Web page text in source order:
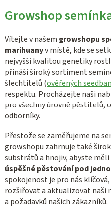
o
Growshop
Vítejte v našem growshopu
marihuanyv místě, kde se
nejvyšší kvalitou genetiky
přináší široký sortiment
šlechtitelů (ověřených
respektu. Procházejte naši
pro všechny úrovně pěstitelů,
odborníky.
Přestože se zaměřujeme na
growshopu zahrnuje také
substrátů a hnojiv, abyste
úspěšné pěstování pod
spokojenost je pro nás
rozšiřovat a aktualizovat naši
a požadavků našich zákazníků.